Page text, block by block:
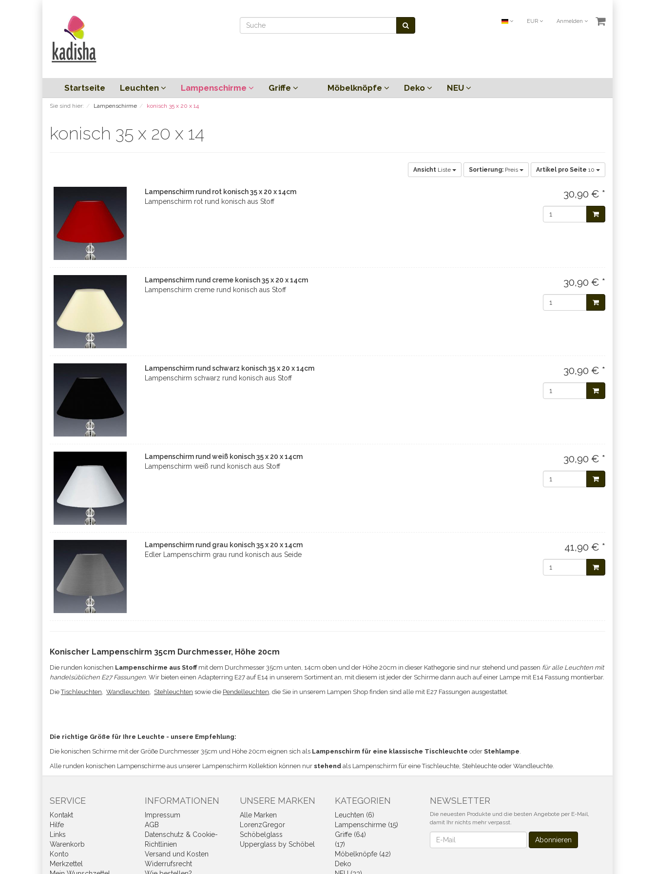
EUR Anmelden
Startseite Leuchten Lampenschirme Griffe Möbelknöpfe Deko NEU
Sie sind hier: Lampenschirme konisch 35 x 20 x 14
konisch 35 x 20 x 14
Ansicht Liste Sortierung: Preis Artikel pro Seite 10
Lampenschirm rund rot konisch 35 x 20 x 14cm
Lampenschirm rot rund konisch aus Stoff
30,90 € *
Lampenschirm rund creme konisch 35 x 20 x 14cm
Lampenschirm creme rund konisch aus Stoff
30,90 € *
Lampenschirm rund schwarz konisch 35 x 20 x 14cm
Lampenschirm schwarz rund konisch aus Stoff
30,90 € *
Lampenschirm rund weiß konisch 35 x 20 x 14cm
Lampenschirm weiß rund konisch aus Stoff
30,90 € *
Lampenschirm rund grau konisch 35 x 20 x 14cm
Edler Lampenschirm grau rund konisch aus Seide
41,90 € *
Konischer Lampenschirm 35cm Durchmesser, Höhe 20cm
Die runden konischen Lampenschirme aus Stoffmit dem Durchmesser 35cm unten, 14cm oben und der Höhe 20cm in dieser Kathegorie sind nur stehend und passen für alle Leuchten mit
handelsüblichen E27 Fassungen. Wir bieten einen Adapterring E27 auf E14 in unserem Sortiment an, mit diesem ist jeder der Schirme dann auch auf einer Lampe mit E14 Fassung montierbar.
DieTischleuchten, Wandleuchten, Stehleuchten sowie die Pendelleuchten, die Sie in unserem Lampen Shop finden sind alle mit E27 Fassungen ausgestattet.
Die richtige Größe für Ihre Leuchte - unsere Empfehlung:
Die konischen Schirme mit der Größe Durchmesser 35cm und Höhe 20cm eignen sich als Lampenschirm für eine klassische Tischleuchte oder Stehlampe.
Alle runden konischen Lampenschirme aus unserer Lampenschirm Kollektion können nur stehend als Lampenschirm für eine Tischleuchte, Stehleuchte oder Wandleuchte.
SERVICE
Kontakt
Hilfe
Links
Warenkorb
Konto
Merkzettel
INFORMATIONEN
Impressum
AGB
Datenschutz & Cookie-
Richtlinien
Versand und Kosten
Widerrufsrecht
UNSERE MARKEN
Alle Marken
LorenzGregor
Schöbelglass
Upperglass by Schöbel
KATEGORIEN
Leuchten (6)
Lampenschirme (15)
Griffe (64)
(17)
Möbelknöpfe (42)
Deko
NEWSLETTER
Die neuesten Produkte und die besten Angebote per E-Mail,
damit Ihr nichts mehr verpasst.
Newsletter Abonnieren